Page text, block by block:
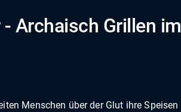
Archaisch Grillen im
Menschen über der Glut ihre Speisen